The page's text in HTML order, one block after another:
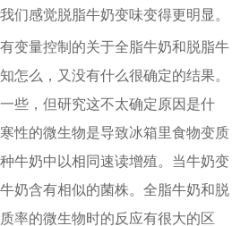
感觉脱脂牛奶变味变得更明显。
变量控制的关于全脂牛奶和脱脂牛
怎么，又没有什么很确定的结果。
些，但研究这不太确定原因是什
性的微生物是导致冰箱里食物变质
牛奶中以相同速读增殖。当牛奶变
奶含有相似的菌株。全脂牛奶和脱
率的微生物时的反应有很大的区